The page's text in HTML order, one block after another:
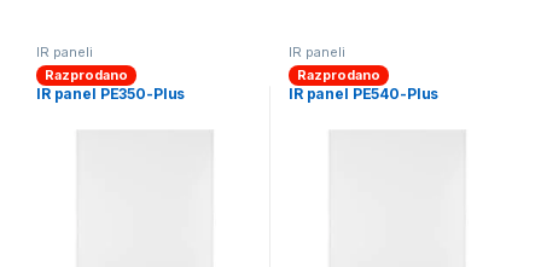
IR paneli
Razprodano
IR panel PE350-Plus
IR paneli
Razprodano
IR panel PE540-Plus